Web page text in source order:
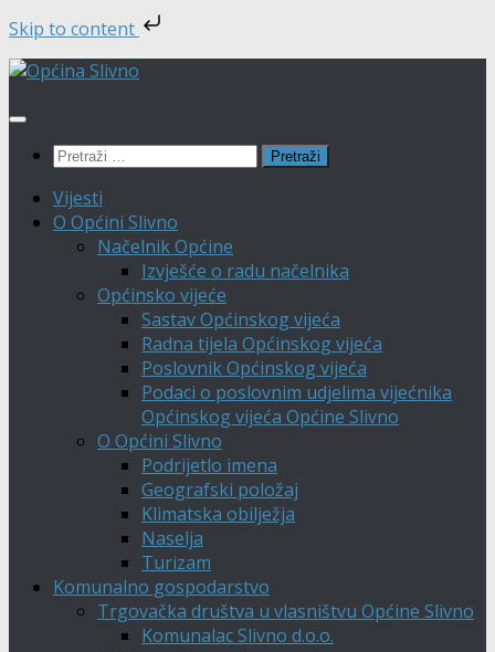
Skip to content
Skip
content
Pretraži:
Vijesti
O Općini Slivno
Načelnik Općine
Izvješće o radu načelnika
Općinsko vijeće
Sastav Općinskog vijeća
Radna tijela Općinskog vijeća
Poslovnik Općinskog vijeća
Podaci o poslovnim udjelima vijećnika
Općinskog vijeća Općine Slivno
O Općini Slivno
Podrijetlo imena
Geografski položaj
Klimatska obilježja
Naselja
Turizam
Komunalno gospodarstvo
Trgovačka društva u vlasništvu Općine Slivno
Komunalac Slivno d.o.o.